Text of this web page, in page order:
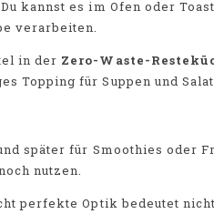
kannst es im Ofen oder
verarbeiten.
in der Zero-Waste-
Topping für Suppen und
später für Smoothies oder
nutzen.
perfekte Optik bedeutet